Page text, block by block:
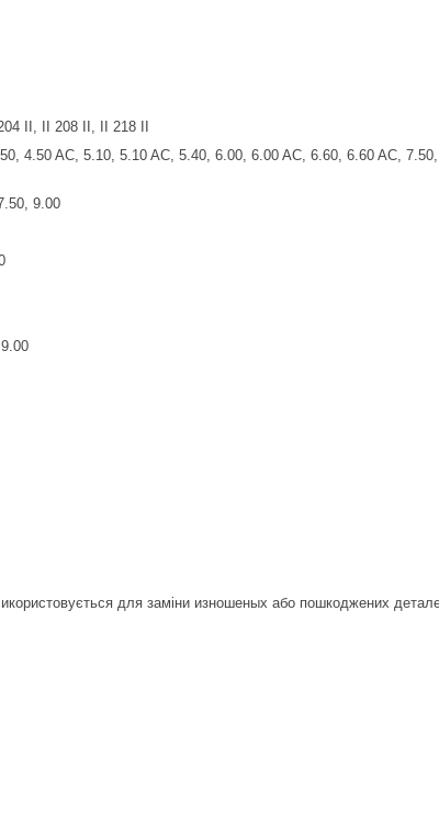
II, II 208 II, II 218 II
4.50 AC, 5.10, 5.10 AC, 5.40, 6.00, 6.00 AC, 6.60, 6.60 AC,
9.00
для заміни изношеных або пошкоджених